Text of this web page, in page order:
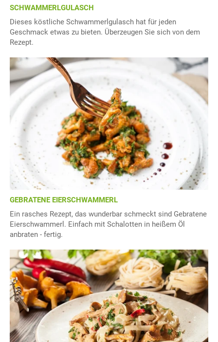
SCHWAMMERLGULASCH
Dieses köstliche Schwammerlgulasch hat für jeden
Geschmack etwas zu bieten. Überzeugen Sie sich von dem
Rezept.
GEBRATENE EIERSCHWAMMERL
Ein rasches Rezept, das wunderbar schmeckt sind Gebratene
Eierschwammerl. Einfach mit Schalotten in heißem Öl
anbraten - fertig.